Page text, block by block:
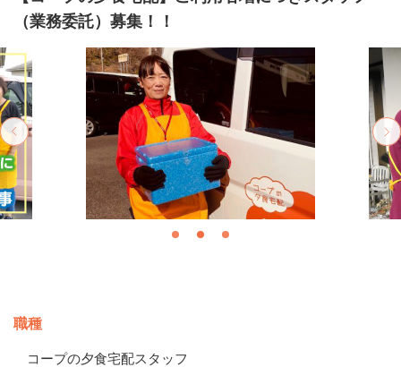
（業務委託）募集！！
職種
コープの夕食宅配スタッフ